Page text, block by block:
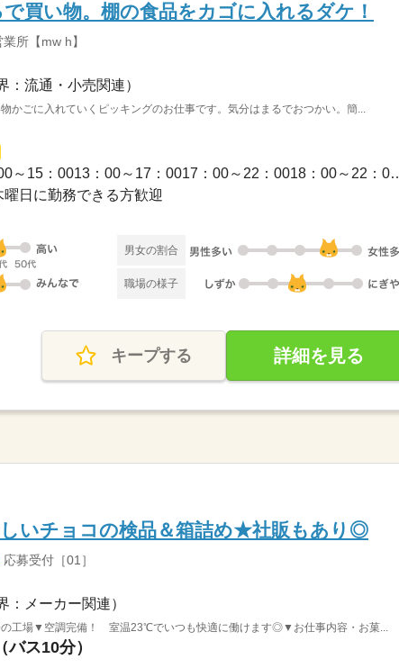
買い物。棚の食品をカゴに入れるダケ！
所【mw h】
：流通・小売関連）
かごに入れていくピッキングのお仕事です。気分はまるでおつかい。簡...
1日のみ / ≪シフト例≫09：00～15：
日に勤務できる方歓迎
男女の割合
職場の様子
キープする 詳細を見る
いチョコの検品＆箱詰め★社販もあり◎
応募受付［01］
：メーカー関連）
の工場▼空調完備！ 室温23℃でいつも快適に働けます◎▼お仕事内容・お菓...
ス10分）